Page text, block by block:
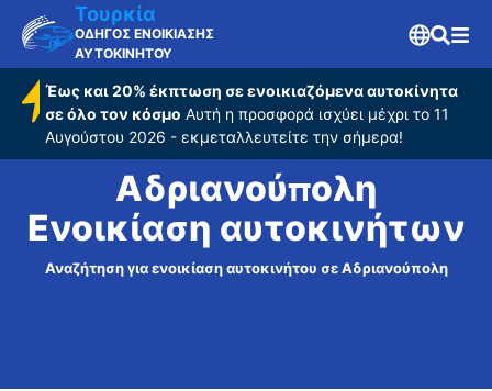
Τουρκία
ΟΔΗΓΟΣ ΕΝΟΙΚΙΑΣΗΣ
ΑΥΤΟΚΙΝΗΤΟΥ
Έως και 20% έκπτωση σε ενοικιαζόμενα αυτοκίνητα
σε όλο τον κόσμο Αυτή η προσφορά ισχύει μέχρι το 11
Αυγούστου 2026 - εκμεταλλευτείτε την σήμερα!
Αδριανούπολη
Ενοικίαση αυτοκινήτων
Αναζήτηση για ενοικίαση αυτοκινήτου σε Αδριανούπολη